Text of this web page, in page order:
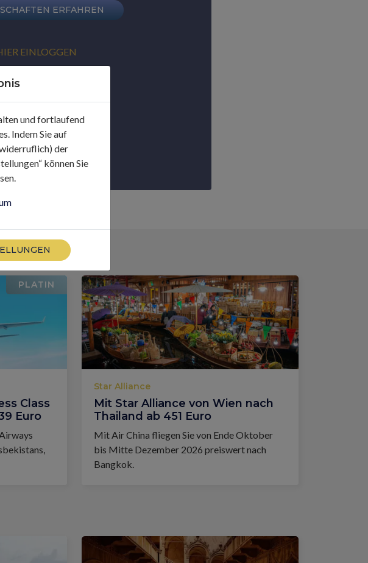
ERFAHREN
EINLOGGEN
PLATIN
Class
Euro
Star Alliance
Mit Star Alliance von Wien nach
Thailand ab 451 Euro
Mit Air China fliegen Sie von Ende Oktober
bis Mitte Dezember 2026 preiswert nach
Bangkok.
und fortlaufend
Indem Sie auf
der
können Sie